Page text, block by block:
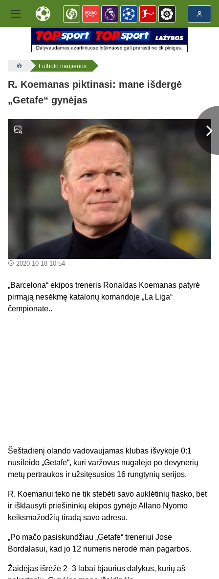
Futbolo naujienos
R. Koemanas piktinasi: mane išdergė
„Getafe“ gynėjas
2020-10-18 10:54
„Barcelona“ ekipos treneris Ronaldas Koemanas patyrė
pirmąją nesėkmę katalonų komandoje „La Liga“
čempionate..
Šeštadienį olando vadovaujamas klubas išvykoje 0:1
nusileido „Getafe“, kuri varžovus nugalėjo po devynerių
metų pertraukos ir užsitęsusios 16 rungtynių serijos.
R. Koemanui teko ne tik stebėti savo auklėtinių fiasko, bet
ir išklausyti priešininkų ekipos gynėjo Allano Nyomo
keiksmažodžių tiradą savo adresu.
„Po mačo pasiskundžiau „Getafe“ treneriui Jose
Bordalasui, kad jo 12 numeris nerodė man pagarbos.
Žaidėjas išrėžė 2–3 labai bjaurius dalykus, kurių aš